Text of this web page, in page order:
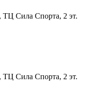
ТЦ Сила Спорта, 2 эт.
ТЦ Сила Спорта, 2 эт.